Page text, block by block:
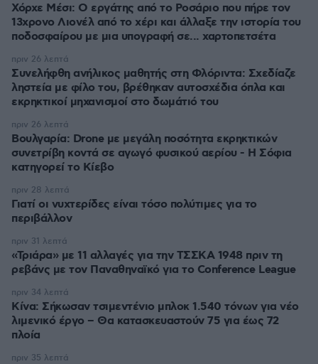
Χόρχε Μέσι: Ο εργάτης από το Ροσάριο που πήρε τον
13χρονο Λιονέλ από το χέρι και άλλαξε την ιστορία του
ποδοσφαίρου με μια υπογραφή σε... χαρτοπετσέτα
Συνελήφθη ανήλικος μαθητής στη Φλόριντα: Σχεδίαζε
ληστεία με φίλο του, βρέθηκαν αυτοσχέδια όπλα και
εκρηκτικοί μηχανισμοί στο δωμάτιό του
πριν 26 λεπτά
Βουλγαρία: Drone με μεγάλη ποσότητα εκρηκτικών
συνετρίβη κοντά σε αγωγό φυσικού αερίου - Η Σόφια
κατηγορεί το Κίεβο
πριν 26 λεπτά
Γιατί οι νυχτερίδες είναι τόσο πολύτιμες για το
περιβάλλον
πριν 28 λεπτά
«Τριάρα» με 11 αλλαγές για την ΤΣΣΚΑ 1948 πριν τη
ρεβάνς με τον Παναθηναϊκό για το Conference League
πριν 31 λεπτά
Κίνα: Σήκωσαν τσιμεντένιο μπλοκ 1.540 τόνων για νέο
λιμενικό έργο – Θα κατασκευαστούν 75 για έως 72
πλοία
πριν 34 λεπτά
πριν 35 λεπτά